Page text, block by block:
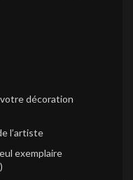
décoration
l’artiste
exemplaire